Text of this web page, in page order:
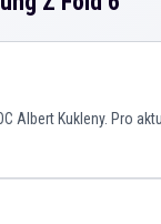
Albert Kukleny. Pro